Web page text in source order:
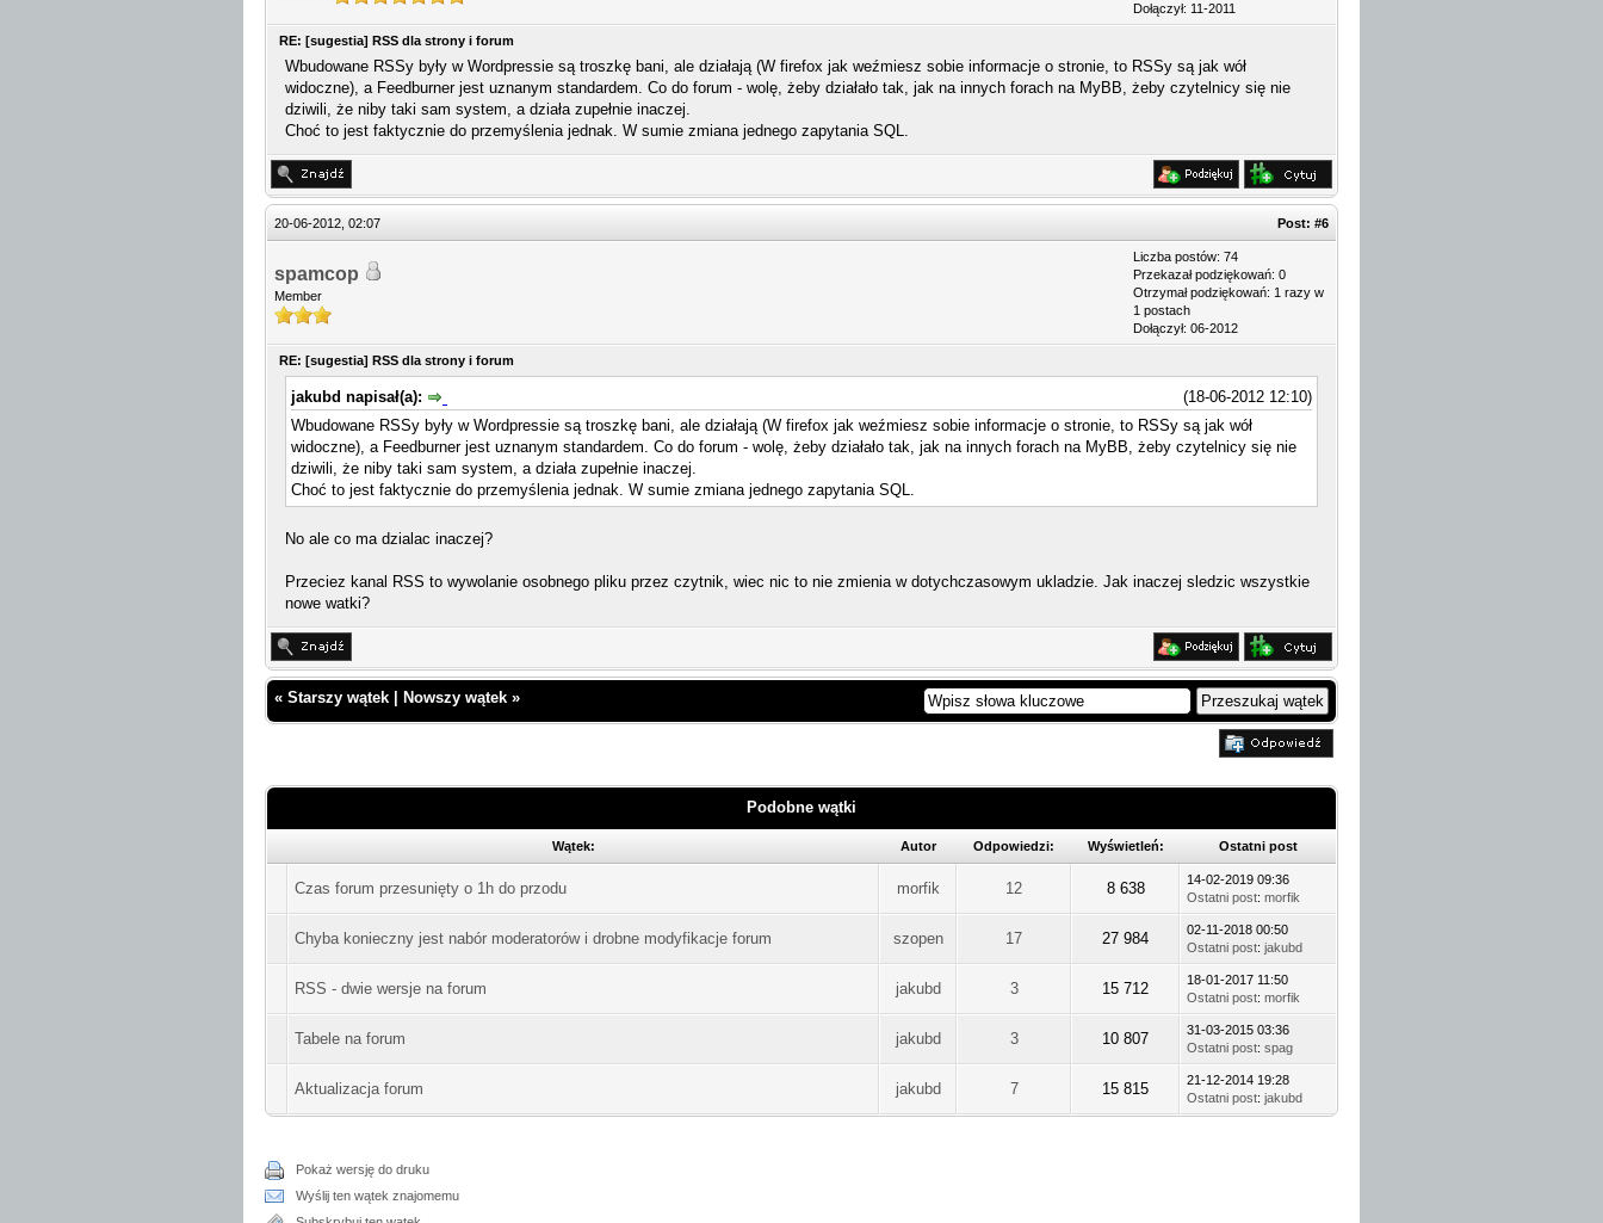
Dołączył: 11-2011
RE: [sugestia] RSS dla strony i forum
Wbudowane RSSy były w Wordpressie są troszkę bani, ale działają (W firefox jak weźmiesz sobie informacje o stronie, to RSSy są jak wół
widoczne), a Feedburner jest uznanym standardem. Co do forum - wolę, żeby działało tak, jak na innych forach na MyBB, żeby czytelnicy się nie
dziwili, że niby taki sam system, a działa zupełnie inaczej.
Choć to jest faktycznie do przemyślenia jednak. W sumie zmiana jednego zapytania SQL.
20-06-2012, 02:07 Post: #6
spamcop
Member
Liczba postów: 74
Przekazał podziękowań: 0
Otrzymał podziękowań: 1 razy w
1 postach
Dołączył: 06-2012
RE: [sugestia] RSS dla strony i forum
(18-06-2012 12:10)
jakubd napisał(a):
Wbudowane RSSy były w Wordpressie są troszkę bani, ale działają (W firefox jak weźmiesz sobie informacje o stronie, to RSSy są jak wół
widoczne), a Feedburner jest uznanym standardem. Co do forum - wolę, żeby działało tak, jak na innych forach na MyBB, żeby czytelnicy się nie
dziwili, że niby taki sam system, a działa zupełnie inaczej.
Choć to jest faktycznie do przemyślenia jednak. W sumie zmiana jednego zapytania SQL.
No ale co ma dzialac inaczej?
Przeciez kanal RSS to wywolanie osobnego pliku przez czytnik, wiec nic to nie zmienia w dotychczasowym ukladzie. Jak inaczej sledzic wszystkie
nowe watki?
« Starszy wątek Nowszy wątek »
Podobne wątki
Wątek: Autor Odpowiedzi: Wyświetleń: Ostatni post
Czas forum przesunięty o 1h do przodu morfik 12 8 638
14-02-2019 09:36
Ostatni post: morfik
Chyba konieczny jest nabór moderatorów i drobne modyfikacje forum szopen 17 27 984
02-11-2018 00:50
Ostatni post: jakubd
RSS - dwie wersje na forum jakubd 3 15 712
18-01-2017 11:50
Ostatni post: morfik
Tabele na forum jakubd 3 10 807
31-03-2015 03:36
Ostatni post: spag
Aktualizacja forum jakubd 7 15 815
21-12-2014 19:28
Ostatni post: jakubd
Pokaż wersję do druku
Wyślij ten wątek znajomemu